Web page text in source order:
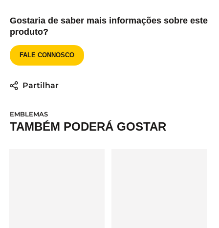
Gostaria de saber mais informações sobre este
produto?
FALE CONNOSCO
Partilhar
EMBLEMAS
TAMBÉM PODERÁ GOSTAR